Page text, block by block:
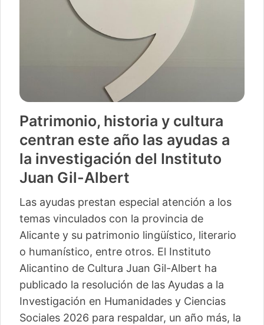
Patrimonio, historia y cultura
centran este año las ayudas a
la investigación del Instituto
Juan Gil-Albert
Las ayudas prestan especial atención a los
temas vinculados con la provincia de
Alicante y su patrimonio lingüístico, literario
o humanístico, entre otros. El Instituto
Alicantino de Cultura Juan Gil-Albert ha
publicado la resolución de las Ayudas a la
Investigación en Humanidades y Ciencias
Sociales 2026 para respaldar, un año más, la